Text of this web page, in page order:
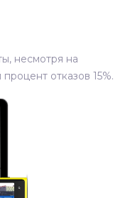
несмотря на
отказов 15%.